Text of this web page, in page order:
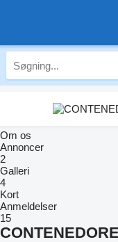
Om os
Annoncer
2
Galleri
4
Kort
Anmeldelser
15